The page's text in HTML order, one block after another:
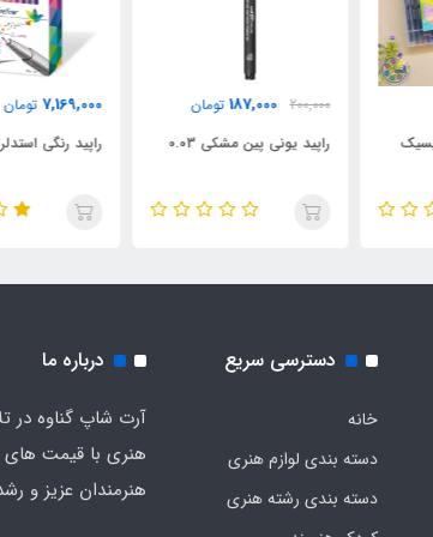
200,000
187,000 تومان
راپید یونی پین مشکی 0.03
7,169,000 تومان
راپید رنگی استدلر 60 رنگ
دسترسی سریع
خانه
دسته بندی لوازم هنری
دسته بندی رشته هنری
درباره ما
آرت شاپ گناوه در
هنری با قیمت های
هنرمندان عزیز و